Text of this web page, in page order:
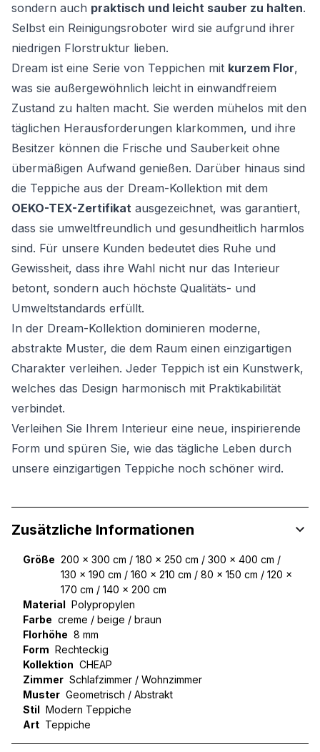
sondern auch praktisch und leicht sauber zu halten.
Selbst ein Reinigungsroboter wird sie aufgrund ihrer
niedrigen Florstruktur lieben.
Dream ist eine Serie von Teppichen mit kurzem Flor,
was sie außergewöhnlich leicht in einwandfreiem
Zustand zu halten macht. Sie werden mühelos mit den
täglichen Herausforderungen klarkommen, und ihre
Besitzer können die Frische und Sauberkeit ohne
übermäßigen Aufwand genießen. Darüber hinaus sind
die Teppiche aus der Dream-Kollektion mit dem
OEKO-TEX-Zertifikat ausgezeichnet, was garantiert,
dass sie umweltfreundlich und gesundheitlich harmlos
sind. Für unsere Kunden bedeutet dies Ruhe und
Gewissheit, dass ihre Wahl nicht nur das Interieur
betont, sondern auch höchste Qualitäts- und
Umweltstandards erfüllt.
In der Dream-Kollektion dominieren moderne,
abstrakte Muster, die dem Raum einen einzigartigen
Charakter verleihen. Jeder Teppich ist ein Kunstwerk,
welches das Design harmonisch mit Praktikabilität
verbindet.
Verleihen Sie Ihrem Interieur eine neue, inspirierende
Form und spüren Sie, wie das tägliche Leben durch
unsere einzigartigen Teppiche noch schöner wird.
Zusätzliche Informationen
Größe 200 x 300 cm / 180 x 250 cm / 300 x 400 cm /
130 x 190 cm / 160 x 210 cm / 80 x 150 cm / 120 x
170 cm / 140 x 200 cm
Material Polypropylen
Farbe creme / beige / braun
Florhöhe 8 mm
Form Rechteckig
Kollektion CHEAP
Zimmer Schlafzimmer / Wohnzimmer
Muster Geometrisch / Abstrakt
Stil Modern Teppiche
Art Teppiche